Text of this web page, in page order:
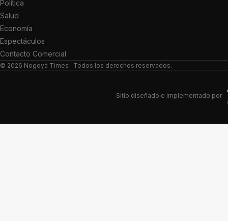
Política
Salud
Economía
Espectáculos
Contacto Comercial
© 2026 Nogoyá Times . Todos los derechos reservados.
Sitio diseñado e implementado por